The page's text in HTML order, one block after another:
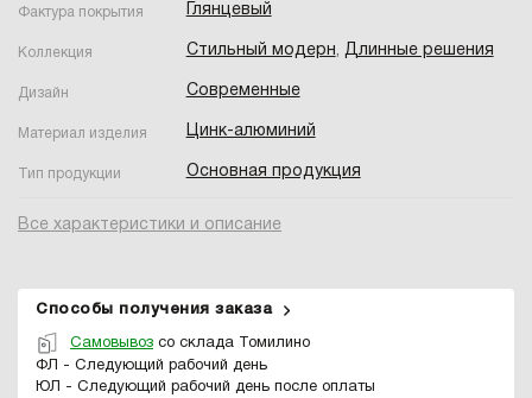
Фактура покрытия Глянцевый
Коллекция Стильный модерн, Длинные решения
Дизайн Современные
Материал изделия Цинк-алюминий
Тип продукции Основная продукция
Все характеристики и описание
Способы получения заказа
Самовывоз со склада Томилино
ФЛ - Следующий рабочий день
ЮЛ - Следующий рабочий день после оплаты